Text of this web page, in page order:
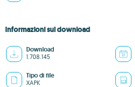
Informazioni sul download
Download
1.708.145
Tipo di file
XAPK